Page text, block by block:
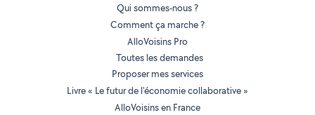
Qui sommes-nous ?
Comment ça marche ?
AlloVoisins Pro
Toutes les demandes
Proposer mes services
Livre « Le futur de l'économie collaborative »
AlloVoisins en France